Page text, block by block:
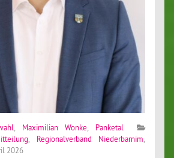
Maximilian Wonke
Panketal
Regionalverband Niederbarnim
2026